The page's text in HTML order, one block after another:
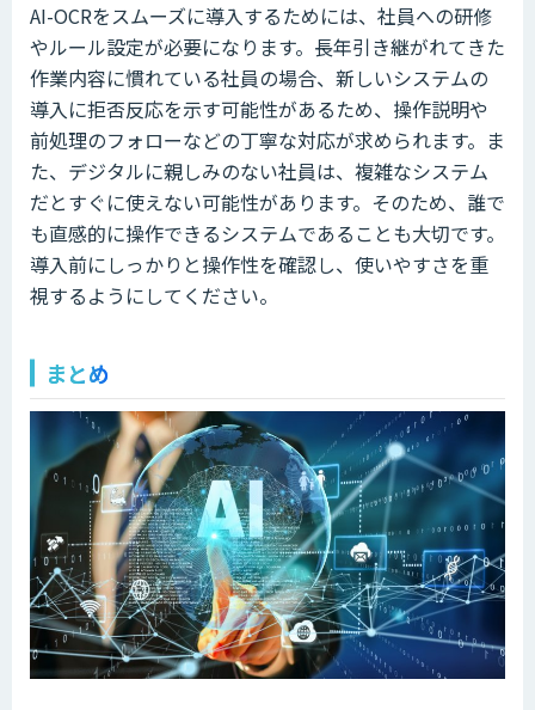
AI-OCRをスムーズに導入するためには、社員への研修
やルール設定が必要になります。長年引き継がれてきた
作業内容に慣れている社員の場合、新しいシステムの
導入に拒否反応を示す可能性があるため、操作説明や
前処理のフォローなどの丁寧な対応が求められます。ま
た、デジタルに親しみのない社員は、複雑なシステム
だとすぐに使えない可能性があります。そのため、誰で
も直感的に操作できるシステムであることも大切です。
導入前にしっかりと操作性を確認し、使いやすさを重
視するようにしてください。
まとめ